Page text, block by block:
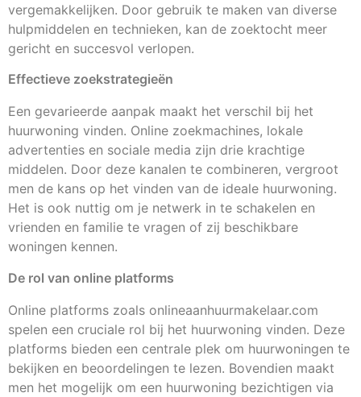
vergemakkelijken. Door gebruik te maken van diverse
hulpmiddelen en technieken, kan de zoektocht meer
gericht en succesvol verlopen.
Effectieve zoekstrategieën
Een gevarieerde aanpak maakt het verschil bij het
huurwoning vinden. Online zoekmachines, lokale
advertenties en sociale media zijn drie krachtige
middelen. Door deze kanalen te combineren, vergroot
men de kans op het vinden van de ideale huurwoning.
Het is ook nuttig om je netwerk in te schakelen en
vrienden en familie te vragen of zij beschikbare
woningen kennen.
De rol van online platforms
Online platforms zoals onlineaanhuurmakelaar.com
spelen een cruciale rol bij het huurwoning vinden. Deze
platforms bieden een centrale plek om huurwoningen te
bekijken en beoordelingen te lezen. Bovendien maakt
men het mogelijk om een huurwoning bezichtigen via